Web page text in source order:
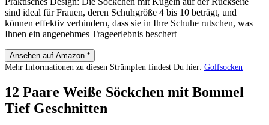
sind ideal für Frauen, deren Schuhgröße 4 bis 10 beträgt, und
können effektiv verhindern, dass sie in Ihre Schuhe rutschen, was
Ihnen ein angenehmes Trageerlebnis beschert
Ansehen auf Amazon *
Mehr Informationen zu diesen Strümpfen findest Du hier: Golfsocken
12 Paare Weiße Söckchen mit Bommel
Tief Geschnitten